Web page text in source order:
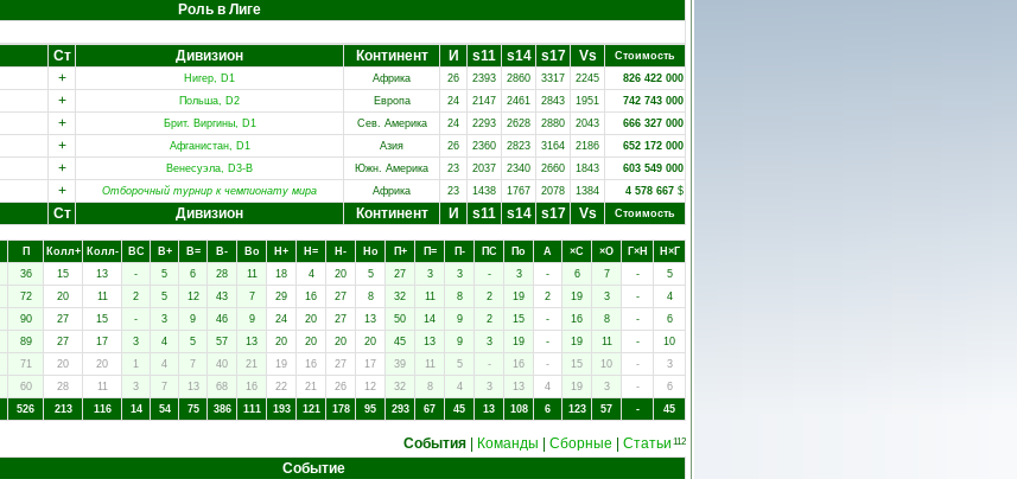
Роль в Лиге
Ст Дивизион Континент И s11 s14 s17 Vs
Стоимость
+ Нигер, D1 Африка 26 2393 2860 3317 2245
826 422 000
+ Польша, D2 Европа 24 2147 2461 2843 1951
742 743 000
+ Брит. Виргины, D1 Сев. Америка 24 2293 2628 2880 2043
666 327 000
+ Афганистан, D1 Азия 26 2360 2823 3164 2186
652 172 000
+ Венесуэла, D3-B Южн. Америка 23 2037 2340 2660 1843
603 549 000
+ Отборочный турнир к чемпионату мира Африка 23 1438 1767 2078 1384 4 578 667 $
Ст Дивизион Континент И s11 s14 s17 Vs Стоимость
П Колл+ Колл- ВC В+ В= В- Вo Н+ Н= Н- Нo П+ П= П- ПC Пo А ×C ×O Г×Н
Н×Г
36 15 13 - 5 6 28 11 18 4 20 5 27 3 3 - 3 - 6 7 -
5
72 20 11 2 5 12 43 7 29 16 27 8 32 11 8 2 19 2 19 3 -
4
90 27 15 - 3 9 46 9 24 20 27 13 50 14 9 2 15 - 16 8 -
6
89 27 17 3 4 5 57 13 20 20 20 20 45 13 9 3 19 - 19 11 -
10
71 20 20 1 4 7 40 21 19 16 27 17 39 11 5 - 16 - 15 10 -
3
60 28 11 3 7 13 68 16 22 21 26 12 32 8 4 3 13 4 19 3 -
6
526 213 116 14 54 75 386 111 193 121 178 95 293 67 45 13 108 6 123 57 - 45
События Команды Сборные Статьи 112
Событие